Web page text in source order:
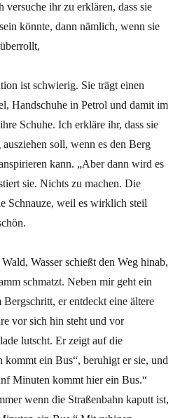
versuche ihr zu erklären, dass sie
könnte, dann nämlich, wenn sie
ist schwierig. Sie trägt einen
Handschuhe in Petrol und damit im
Schuhe. Ich erkläre ihr, dass sie
ausziehen soll, wenn es den Berg
kann. „Aber dann wird es
sie. Nichts zu machen. Die
Schnauze, weil es wirklich steil
Wasser schießt den Weg hinab,
schmatzt. Neben mir geht ein
Bergschritt, er entdeckt eine ältere
vor sich hin steht und vor
lutscht. Er zeigt auf die
kommt ein Bus“, beruhigt er sie, und
Minuten kommt hier ein Bus.“
wenn die Straßenbahn kaputt ist,